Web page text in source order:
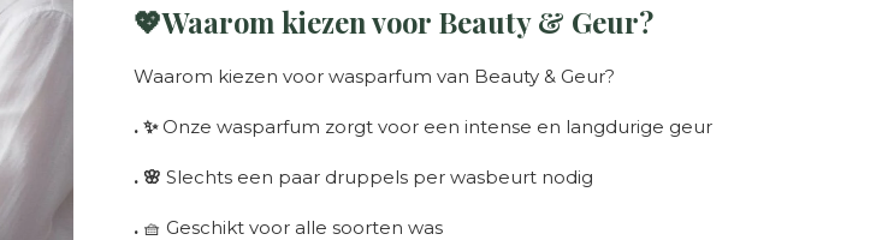
💖Waarom kiezen voor Beauty & Geur?
Waarom kiezen voor wasparfum van Beauty & Geur?
. ✨ Onze wasparfum zorgt voor een intense en langdurige geur
. 🌸 Slechts een paar druppels per wasbeurt nodig
.🧺 Geschikt voor alle soorten was